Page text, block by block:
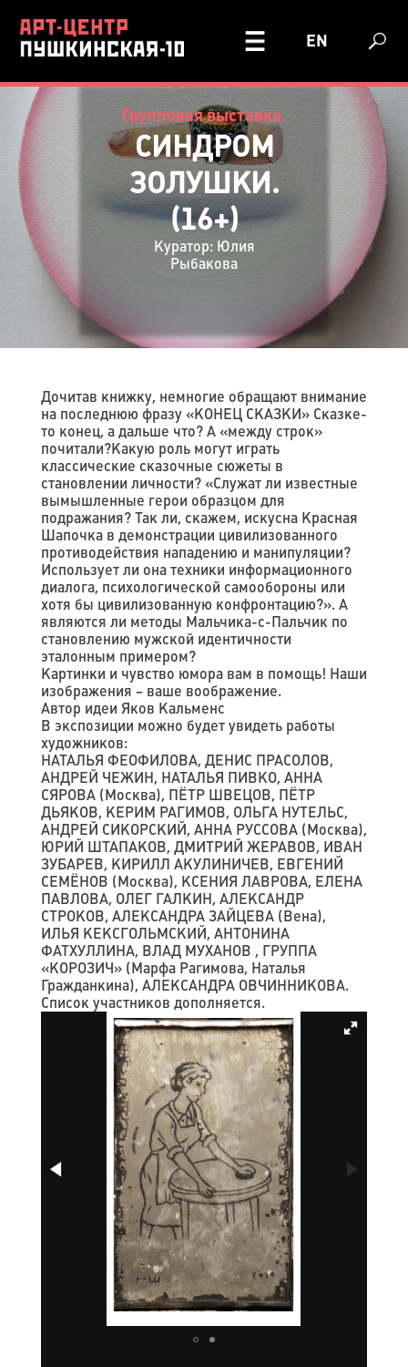
EN
Групповая выставка.
СИНДРОМ
ЗОЛУШКИ.
(16+)
Куратор: Юлия
Рыбакова
Дочитав книжку, немногие обращают внимание
на последнюю фразу «КОНЕЦ СКАЗКИ» Сказке-
то конец, а дальше что? А «между строк»
почитали?Какую роль могут играть
классические сказочные сюжеты в
становлении личности? «Служат ли известные
вымышленные герои образцом для
подражания? Так ли, скажем, искусна Красная
Шапочка в демонстрации цивилизованного
противодействия нападению и манипуляции?
Использует ли она техники информационного
диалога, психологической самообороны или
хотя бы цивилизованную конфронтацию?». А
являются ли методы Мальчика-с-Пальчик по
становлению мужской идентичности
эталонным примером?
Картинки и чувство юмора вам в помощь! Наши
изображения – ваше воображение.
Автор идеи Яков Кальменс
В экспозиции можно будет увидеть работы
художников:
НАТАЛЬЯ ФЕОФИЛОВА, ДЕНИС ПРАСОЛОВ,
АНДРЕЙ ЧЕЖИН, НАТАЛЬЯ ПИВКО, АННА
СЯРОВА (Москва), ПЁТР ШВЕЦОВ, ПЁТР
ДЬЯКОВ, КЕРИМ РАГИМОВ, ОЛЬГА НУТЕЛЬС,
АНДРЕЙ СИКОРСКИЙ, АННА РУССОВА (Москва),
ЮРИЙ ШТАПАКОВ, ДМИТРИЙ ЖЕРАВОВ, ИВАН
ЗУБАРЕВ, КИРИЛЛ АКУЛИНИЧЕВ, ЕВГЕНИЙ
СЕМЁНОВ (Москва), КСЕНИЯ ЛАВРОВА, ЕЛЕНА
ПАВЛОВА, ОЛЕГ ГАЛКИН, АЛЕКСАНДР
СТРОКОВ, АЛЕКСАНДРА ЗАЙЦЕВА (Вена),
ИЛЬЯ КЕКСГОЛЬМСКИЙ, АНТОНИНА
ФАТХУЛЛИНА, ВЛАД МУХАНОВ , ГРУППА
«КОРОЗИЧ» (Марфа Рагимова, Наталья
Гражданкина), АЛЕКСАНДРА ОВЧИННИКОВА.
Список участников дополняется.